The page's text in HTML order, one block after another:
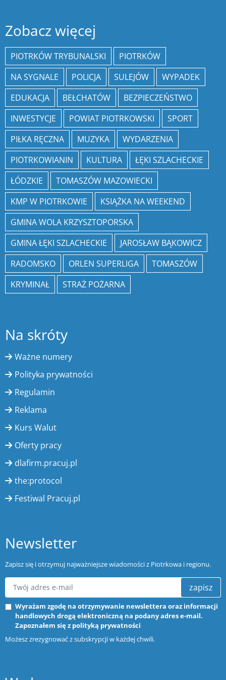
Zobacz więcej
PIOTRKÓW TRYBUNALSKI
PIOTRKÓW
NA SYGNALE
POLICJA SULEJÓW
WYPADEK
EDUKACJA
BEŁCHATÓW
BEZPIECZEŃSTWO
INWESTYCJE
POWIAT PIOTRKOWSKI
SPORT
PIŁKA RĘCZNA
MUZYKA
WYDARZENIA
PIOTRKOWIANIN
KULTURA
ŁĘKI SZLACHECKIE
ŁÓDZKIE
TOMASZÓW MAZOWIECKI
KMP W PIOTRKOWIE
KSIĄŻKA NA WEEKEND
GMINA WOLA KRZYSZTOPORSKA
GMINA ŁĘKI SZLACHECKIE
JAROSŁAW BĄKOWICZ
RADOMSKO
ORLEN SUPERLIGA
TOMASZÓW
KRYMINAŁ
STRAŻ POŻARNA
Na skróty
Ważne numery
Polityka prywatności
Regulamin
Reklama
Kurs Walut
Oferty pracy
dlafirm.pracuj.pl
the:protocol
Festiwal Pracuj.pl
Newsletter
Zapisz się i otrzymuj najważniejsze wiadomości z Piotrkowa i regionu.
zapisz
Wyrażam zgodę na otrzymywanie newslettera oraz informacji
handlowych drogą elektroniczną na podany adres e-mail.
Zapoznałem się z polityką prywatności
Możesz zrezygnować z subskrypcji w każdej chwili.